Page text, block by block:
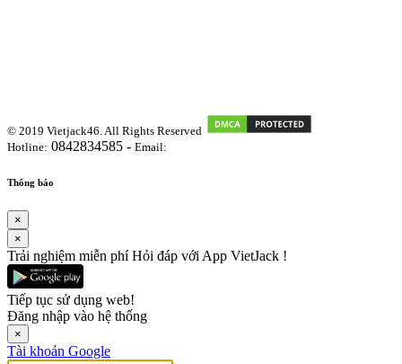
© 2019 Vietjack46. All Rights Reserved
Hotline: 0842834585 - Email:
Thông báo
×
×
Trải nghiệm miễn phí Hỏi đáp với App VietJack !
Tiếp tục sử dụng web!
Đăng nhập vào hệ thống
×
Tài khoản Google